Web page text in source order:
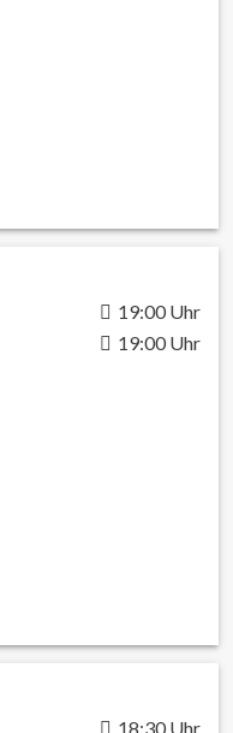
19:00 Uhr
19:00 Uhr
18:30 Uhr